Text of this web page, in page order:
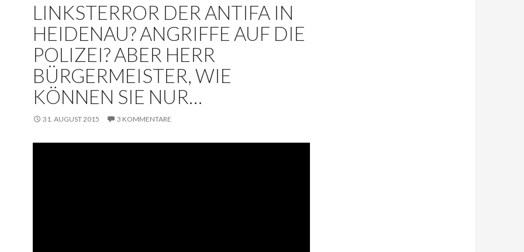
LINKSTERROR DER ANTIFA IN
HEIDENAU? ANGRIFFE AUF DIE
POLIZEI? ABER HERR
BÜRGERMEISTER, WIE
KÖNNEN SIE NUR…
31. AUGUST 2015 3 KOMMENTARE